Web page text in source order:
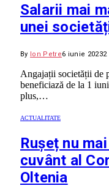
Salarii mai
unei
By Ion Petre6 iunie 20232
Angajații societății de
beneficiază de la 1
plus,…
ACTUALITATE
Rușeț nu
cuvânt al
Oltenia